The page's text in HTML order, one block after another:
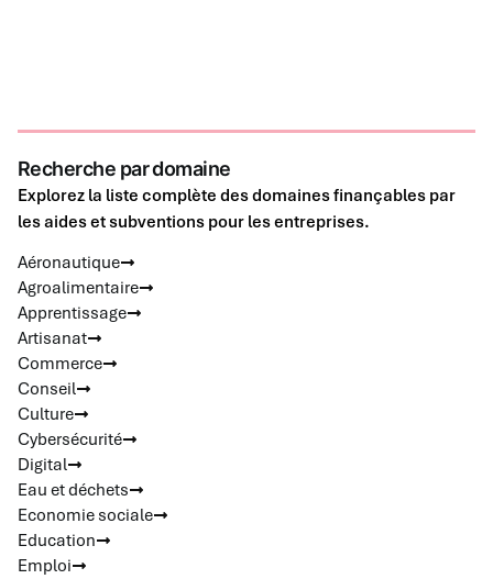
Recherche par domaine
Explorez la liste complète des domaines finançables par
les aides et subventions pour les entreprises.
Aéronautique
Agroalimentaire
Apprentissage
Artisanat
Commerce
Conseil
Culture
Cybersécurité
Digital
Eau et déchets
Economie sociale
Education
Emploi